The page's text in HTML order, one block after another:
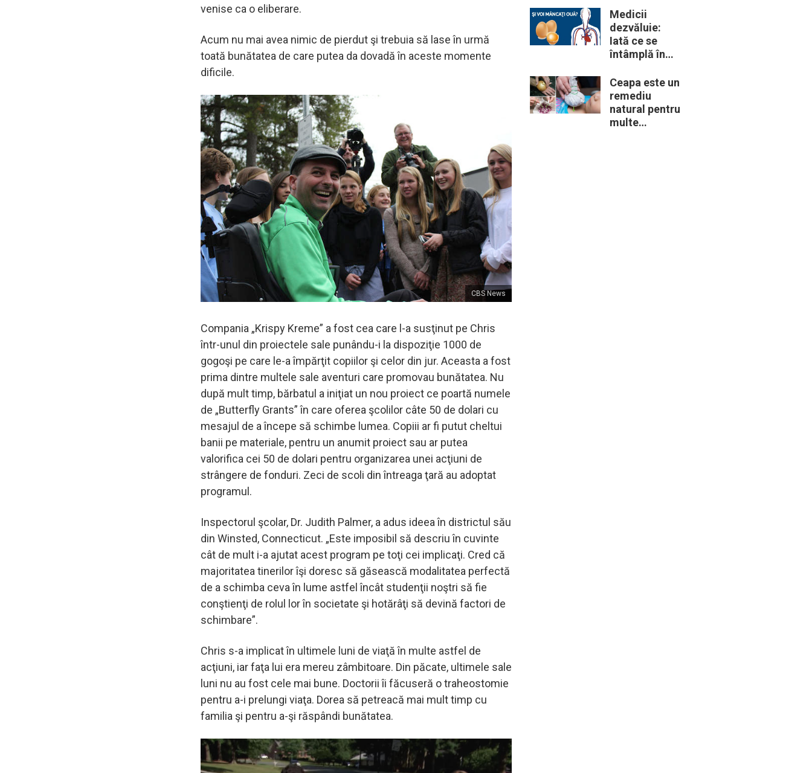
venise ca o eliberare.
Acum nu mai avea nimic de pierdut şi trebuia să lase în urmă
toată bunătatea de care putea da dovadă în aceste momente
dificile.
CBS News
Compania „Krispy Kreme” a fost cea care l-a susţinut pe Chris
într-unul din proiectele sale punându-i la dispoziţie 1000 de
gogoşi pe care le-a împărţit copiilor şi celor din jur. Aceasta a fost
prima dintre multele sale aventuri care promovau bunătatea. Nu
după mult timp, bărbatul a iniţiat un nou proiect ce poartă numele
de „Butterfly Grants” în care oferea şcolilor câte 50 de dolari cu
mesajul de a începe să schimbe lumea. Copiii ar fi putut cheltui
banii pe materiale, pentru un anumit proiect sau ar putea
valorifica cei 50 de dolari pentru organizarea unei acţiuni de
strângere de fonduri. Zeci de scoli din întreaga ţară au adoptat
programul.
Inspectorul şcolar, Dr. Judith Palmer, a adus ideea în districtul său
din Winsted, Connecticut. „Este imposibil să descriu în cuvinte
cât de mult i-a ajutat acest program pe toţi cei implicaţi. Cred că
majoritatea tinerilor îşi doresc să găsească modalitatea perfectă
de a schimba ceva în lume astfel încât studenţii noştri să fie
conştienţi de rolul lor în societate şi hotărâţi să devină factori de
schimbare”.
Chris s-a implicat în ultimele luni de viaţă în multe astfel de
acţiuni, iar faţa lui era mereu zâmbitoare. Din păcate, ultimele sale
luni nu au fost cele mai bune. Doctorii îi făcuseră o traheostomie
pentru a-i prelungi viaţa. Dorea să petreacă mai mult timp cu
familia şi pentru a-şi răspândi bunătatea.
periculoase
erau unele
„obiceiuri” ale
vremii
Medicii
dezvăluie:
Iată ce se
întâmplă în
când începem
să mâncăm
câte două
ouă în fiecare
Ceapa este un
remediu
natural pentru
multe